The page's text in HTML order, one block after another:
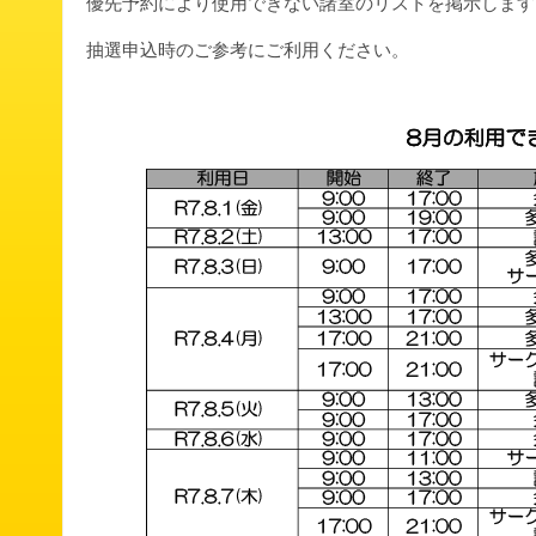
抽選申込時のご参考にご利用ください。